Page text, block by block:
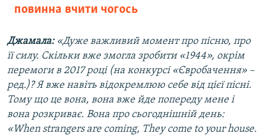
повинна вчити чогось
Джамала: «Дуже важливий момент про пісню, про
її силу. Скільки вже змогла зробити «1944», окрім
перемоги в 2017 році (на конкурсі «Євробачення» –
ред.)? Я вже навіть відокремлюю себе від цієї пісні.
Тому що це вона, вона вже йде попереду мене і
вона розкриває. Вона про сьогоднішній день:
«When strangers are coming, They come to your house.